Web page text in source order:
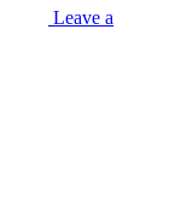
Leave a